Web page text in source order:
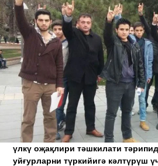
үлкү оҗақлири тәшкилати
уйғурларни түркийигә кәлтүрүш